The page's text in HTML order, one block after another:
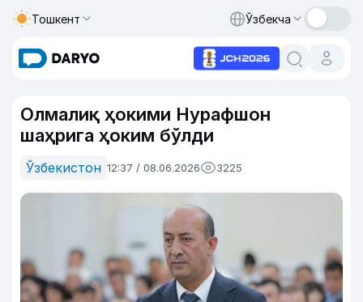
Тошкент Ўзбекча
Олмалиқ ҳокими Нурафшон
шаҳрига ҳоким бўлди
Ўзбекистон 12:37 / 08.06.2026 3225